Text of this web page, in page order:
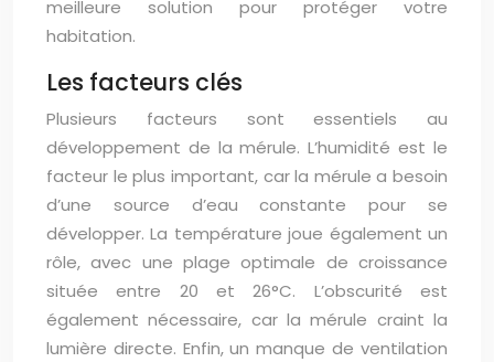
meilleure solution pour protéger votre
habitation.
Les facteurs clés
Plusieurs facteurs sont essentiels au
développement de la mérule. L’humidité est le
facteur le plus important, car la mérule a besoin
d’une source d’eau constante pour se
développer. La température joue également un
rôle, avec une plage optimale de croissance
située entre 20 et 26°C. L’obscurité est
également nécessaire, car la mérule craint la
lumière directe. Enfin, un manque de ventilation